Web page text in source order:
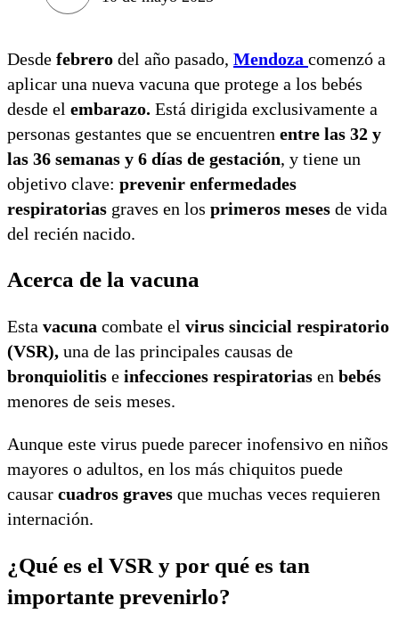
Desde febrero del año pasado, Mendoza comenzó a
aplicar una nueva vacuna que protege a los bebés
desde el embarazo. Está dirigida exclusivamente a
personas gestantes que se encuentren entre las 32 y
las 36 semanas y 6 días de gestación, y tiene un
objetivo clave: prevenir enfermedades
respiratorias graves en los primeros meses de vida
del recién nacido.
Acerca de la vacuna
Esta vacuna combate el virus sincicial respiratorio
(VSR), una de las principales causas de
bronquiolitis e infecciones respiratorias en bebés
menores de seis meses.
Aunque este virus puede parecer inofensivo en niños
mayores o adultos, en los más chiquitos puede
causar cuadros graves que muchas veces requieren
internación.
¿Qué es el VSR y por qué es tan
importante prevenirlo?